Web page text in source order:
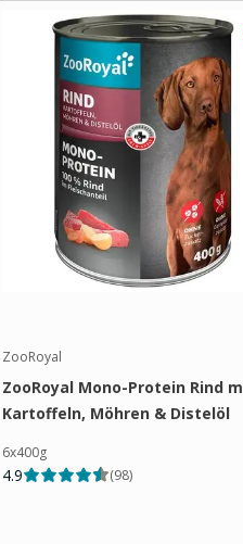
ZooRoyal
ZooRoyal Mono-Protein Rind
Kartoffeln, Möhren & Distelöl
6x400g
4.9 (98)